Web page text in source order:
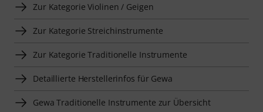
Zur Kategorie Violinen / Geigen
Zur Kategorie Streichinstrumente
Zur Kategorie Traditionelle Instrumente
Detaillierte Herstellerinfos für Gewa
Gewa Traditionelle Instrumente zur Übersicht